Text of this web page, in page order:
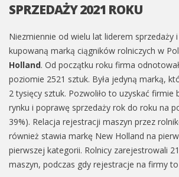
SPRZEDAŻY 2021 ROKU
Niezmiennie od wielu lat liderem sprzedaży
kupowaną marką ciągników rolniczych w
Holland. Od początku roku firma
poziomie 2521 sztuk. Była jedyną marką,
2 tysięcy sztuk. Pozwoliło to uzyskać firmie
rynku i poprawę sprzedaży rok do roku na
39%). Relacja rejestracji maszyn przez
również stawia markę New Holland na
pierwszej kategorii. Rolnicy zarejestrowali
maszyn, podczas gdy rejestracje na firmy